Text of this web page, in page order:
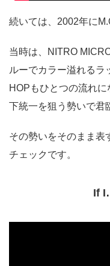
続いては、2002年に
当時は、NITRO
ルーでカラー溢れるラ
HOPもひとつの流れ
下統一を狙う勢いで君
その勢いをそのまま表
チェックです。
If